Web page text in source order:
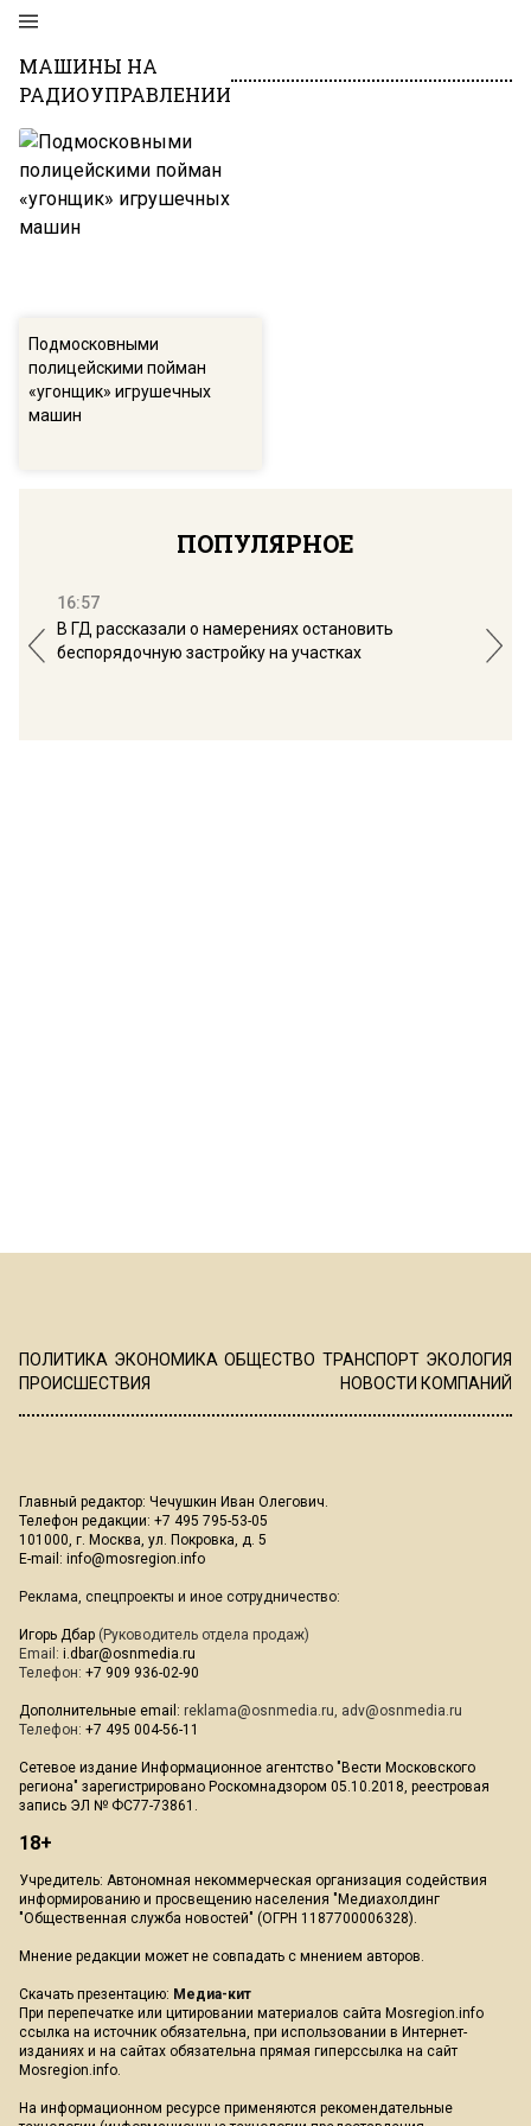
МАШИНЫ НА
РАДИОУПРАВЛЕНИИ
Подмосковными
полицейскими пойман
«угонщик» игрушечных
машин
ПОПУЛЯРНОЕ
16:57
В ГД рассказали о намерениях остановить
беспорядочную застройку на участках
ПОЛИТИКА ЭКОНОМИКА ОБЩЕСТВО ТРАНСПОРТ ЭКОЛОГИЯ
ПРОИСШЕСТВИЯ
НОВОСТИ КОМПАНИЙ
Главный редактор: Чечушкин Иван Олегович.
Телефон редакции: +7 495 795-53-05
101000, г. Москва, ул. Покровка, д. 5
E-mail: info@mosregion.info
Реклама, спецпроекты и иное сотрудничество:
Игорь Дбар (Руководитель отдела продаж)
Email: i.dbar@osnmedia.ru
Телефон: +7 909 936-02-90
Дополнительные email: reklama@osnmedia.ru, adv@osnmedia.ru
Телефон: +7 495 004-56-11
Сетевое издание Информационное агентство "Вести Московского
региона" зарегистрировано Роскомнадзором 05.10.2018, реестровая
запись ЭЛ № ФС77-73861.
18+
Учредитель: Автономная некоммерческая организация содействия
информированию и просвещению населения "Медиахолдинг
"Общественная служба новостей" (ОГРН 1187700006328).
Мнение редакции может не совпадать с мнением авторов.
Скачать презентацию: Медиа-кит
При перепечатке или цитировании материалов сайта Mosregion.info
ссылка на источник обязательна, при использовании в Интернет-
изданиях и на сайтах обязательна прямая гиперссылка на сайт
Mosregion.info.
На информационном ресурсе применяются рекомендательные